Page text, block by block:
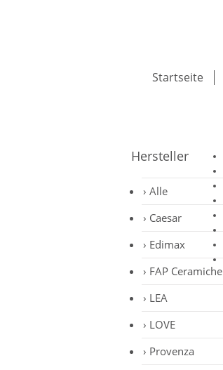
Startseite
Hersteller
Alle
Caesar
Edimax
FAP Ceramiche
LEA
LOVE
Provenza